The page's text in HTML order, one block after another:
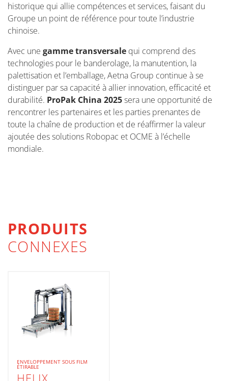
historique qui allie compétences et services, faisant du
Groupe un point de référence pour toute l’industrie
chinoise.
Avec une gamme transversale qui comprend des
technologies pour le banderolage, la manutention, la
palettisation et l’emballage, Aetna Group continue à se
distinguer par sa capacité à allier innovation, efficacité et
durabilité. ProPak China 2025sera une opportunité de
rencontrer les partenaires et les parties prenantes de
toute la chaîne de production et de réaffirmer la valeur
ajoutée des solutions Robopac et OCME à l’échelle
mondiale.
PRODUITS
CONNEXES
ENVELOPPEMENT SOUS FILM
ÉTIRABLE